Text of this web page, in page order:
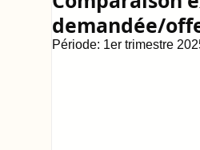
demandée/
Période: 1er trimestre